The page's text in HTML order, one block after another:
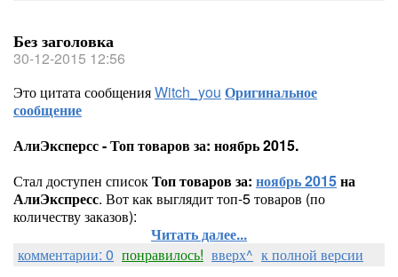
Без заголовка
30-12-2015 12:56
Это цитата сообщенияWitch_you Оригинальное
сообщение
АлиЭксперсс - Топ товаров за: ноябрь 2015.
Стал доступен списокТоп товаров за: ноябрь 2015на
АлиЭкспресс. Вот как выглядит топ-5 товаров (по
количеству заказов):
Читать далее...
комментарии: 0 понравилось! вверх^ к полной версии